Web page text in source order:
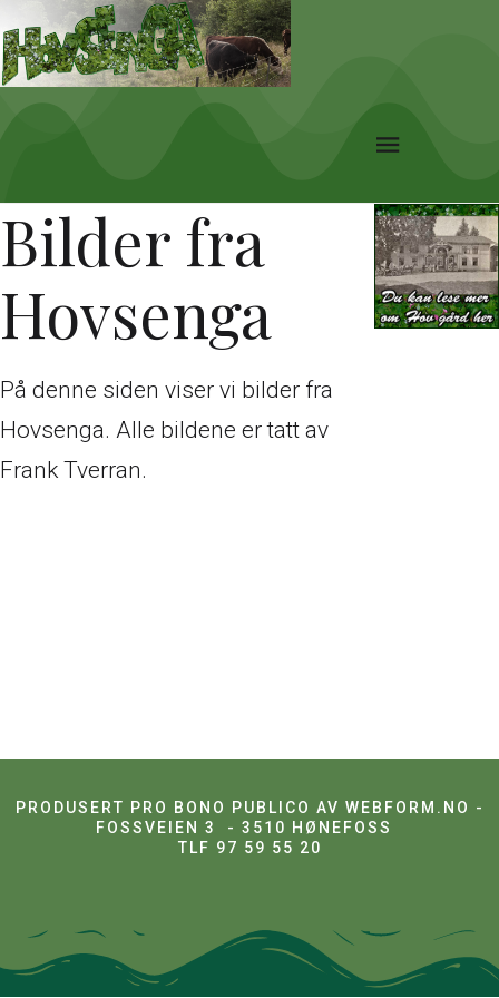
Bilder fra
Hovsenga
På denne siden viser vi bilder fra
Hovsenga. Alle bildene er tatt av
Frank Tverran.
PRODUSERT PRO BONO PUBLICO AV WEBFORM.NO -
FOSSVEIEN 3 - 3510 HØNEFOSS
TLF 97 59 55 20